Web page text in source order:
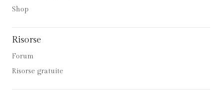
Shop
Risorse
Forum
Risorse gratuite